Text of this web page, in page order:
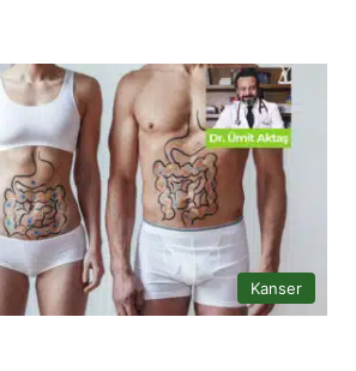
Kanser